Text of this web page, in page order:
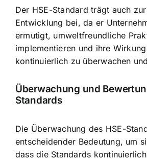
Der HSE-Standard trägt auch
Entwicklung bei, da er
ermutigt, umweltfreundliche
implementieren und ihre
kontinuierlich zu überwachen
Überwachung und
Standards
Die Überwachung des HSE-
entscheidender Bedeutung, um
dass die Standards